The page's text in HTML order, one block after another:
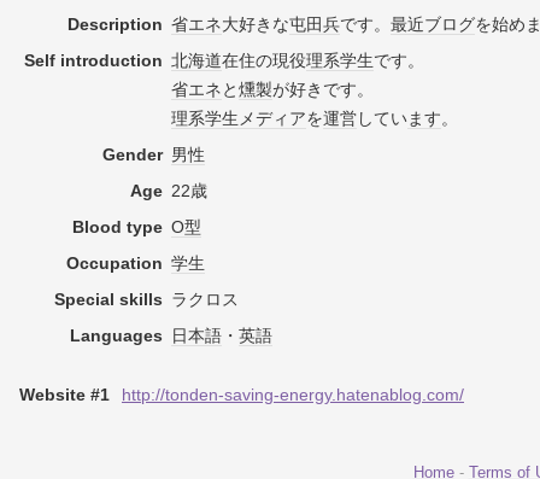
Description 省エネ大好きな屯田兵です。 最近ブログを始め
Self introduction 北海道在住の現役理系学生です。
省エネと燻製が好きです。
理系学生メディアを運営しています。
Gender 男性
Age 22歳
Blood type O型
Occupation 学生
Special skills ラクロス
Languages
日本語 ・ 英語
Website #1 http://tonden-saving-energy.hatenablog.com/
Home- Terms of